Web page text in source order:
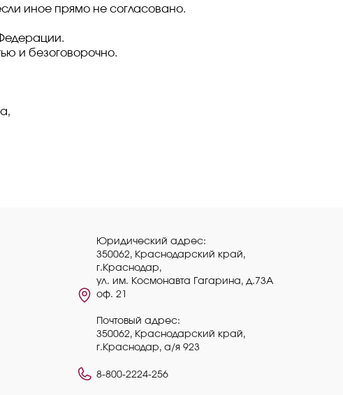
иное прямо не согласовано.
и безоговорочно.
Юридический адрес:
350062, Краснодарский край,
г.Краснодар,
ул. им. Космонавта Гагарина, д.73А
оф. 21
Почтовый адрес:
350062, Краснодарский край,
г.Краснодар, а/я 923
8-800-2224-256